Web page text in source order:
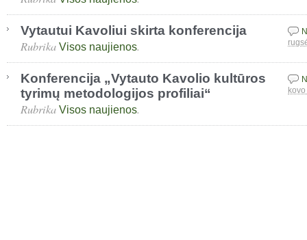
Vytautui Kavoliui skirta konferencija
Rubrika Visos naujienos.
Konferencija „Vytauto Kavolio kultūros
tyrimų metodologijos profiliai“
Rubrika Visos naujienos.